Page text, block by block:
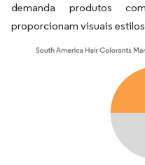
demanda produtos
proporcionam visuais